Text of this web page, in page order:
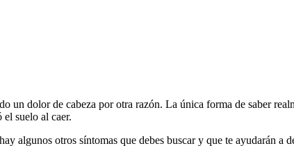
un dolor de cabeza por otra razón. La única forma de saber
suelo al caer.
algunos otros síntomas que debes buscar y que te ayudarán a